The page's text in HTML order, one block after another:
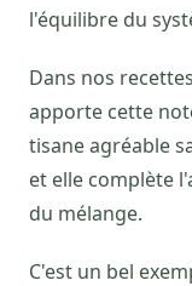
l'équilibre du
Dans nos
apporte cette
tisane agréable
et elle complète
du mélange.
C'est un bel